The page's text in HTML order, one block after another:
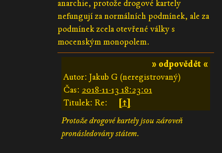
anarchie, protože drogové kartely
nefungují za normálních podmínek, ale za
podmínek zcela otevřené války s
mocenským monopolem.
» odpovědět «
Autor: Jakub G (neregistrovaný)
Čas: 2018-11-13 18:23:01
Titulek: Re:
[↑]
Protože drogové kartely jsou zároveň
pronásledovány státem.